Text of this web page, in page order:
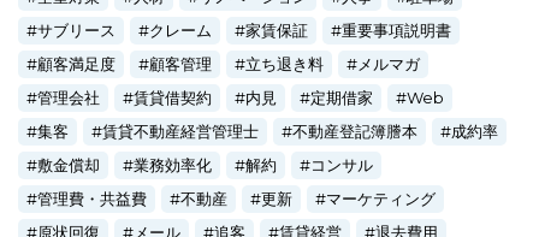
サブリース
クレーム 家賃保証
重要事項説明書
顧客満足度
顧客管理 立ち退き料
メルマガ
管理会社
賃貸借契約 内見 定期借家
Web
集客
賃貸不動産経営管理士 不動産登記簿謄本
成約率
敷金償却
業務効率化 解約
コンサル
管理費・共益費
不動産 更新
マーケティング
原状回復
メール 追客 賃貸経営
退去費用